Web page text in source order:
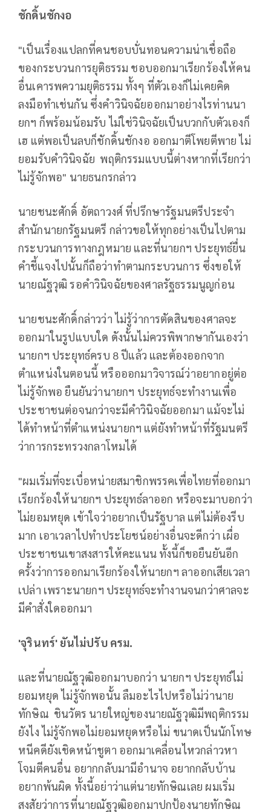
ชักดิ้นชักงอ
"เป็นเรื่องแปลกที่คนชอบบั่นทอนความน่าเชื่อถือ
ของกระบวนการยุติธรรม ชอบออกมาเรียกร้องให้คน
อื่นเคารพความยุติธรรม ทั้งๆ ที่ตัวเองก็ไม่เคยคิด
ลงมือทำเช่นกัน ซึ่งคำวินิจฉัยออกมาอย่างไรท่านนา
ยกฯ ก็พร้อมน้อมรับ ไม่ใช่วินิจฉัยเป็นบวกกับตัวเองก็
เฮ แต่พอเป็นลบก็ชักดิ้นชักงอ ออกมาตีโพยตีพาย ไม่
ยอมรับคำวินิจฉัย พฤติกรรมแบบนี้ต่างหากที่เรียกว่า
ไม่รู้จักพอ" นายธนกรกล่าว
นายชนะศักดิ์ อัตถาวงศ์ ที่ปรึกษารัฐมนตรีประจำ
สำนักนายกรัฐมนตรี กล่าวขอให้ทุกอย่างเป็นไปตาม
กระบวนการทางกฎหมาย และที่นายกฯ ประยุทธ์ยื่น
คำชี้แจงไปนั้นก็ถือว่าทำตามกระบวนการ ซึ่งขอให้
นายณัฐวุฒิ รอคำวินิจฉัยของศาลรัฐธรรมนูญก่อน
นายชนะศักดิ์กล่าวว่า ไม่รู้ว่าการตัดสินของศาลจะ
ออกมาในรูปแบบใด ดังนั้นไม่ควรพิพากษากันเองว่า
นายกฯ ประยุทธ์ครบ 8 ปีแล้ว และต้องออกจาก
ตำแหน่งในตอนนี้ หรือออกมาวิจารณ์ว่าอยากอยู่ต่อ
ไม่รู้จักพอ ยืนยันว่านายกฯ ประยุทธ์จะทำงานเพื่อ
ประชาชนต่อจนกว่าจะมีคำวินิจฉัยออกมา แม้จะไม่
ได้ทำหน้าที่ตำแหน่งนายกฯ แต่ยังทำหน้าที่รัฐมนตรี
ว่าการกระทรวงกลาโหมได้
"ผมเริ่มที่จะเบื่อหน่ายสมาชิกพรรคเพื่อไทยที่ออกมา
เรียกร้องให้นายกฯ ประยุทธ์ลาออก หรือจะมาบอกว่า
ไม่ยอมหยุด เข้าใจว่าอยากเป็นรัฐบาล แต่ไม่ต้องรีบ
มาก เอาเวลาไปทำประโยชน์อย่างอื่นจะดีกว่า เผื่อ
ประชาชนเขาสงสารให้คะแนน ทั้งนี้ก็ขอยืนยันอีก
ครั้งว่าการออกมาเรียกร้องให้นายกฯ ลาออกเสียเวลา
เปล่า เพราะนายกฯ ประยุทธ์จะทำงานจนกว่าศาลจะ
มีคำสั่งใดออกมา
'จุรินทร์' ยันไม่ปรับ ครม.
และที่นายณัฐวุฒิออกมาบอกว่า นายกฯ ประยุทธ์ไม่
ยอมหยุด ไม่รู้จักพอนั้น ลืมอะไรไปหรือไม่ว่านาย
ทักษิณ ชินวัตร นายใหญ่ของนายณัฐวุฒิมีพฤติกรรม
ยังไง ไม่รู้จักพอไม่ยอมหยุดหรือไม่ ขนาดเป็นนักโทษ
หนีคดียังเชิดหน้าชูตา ออกมาเคลื่อนไหวกล่าวหา
โจมตีคนอื่น อยากกลับมามีอำนาจ อยากกลับบ้าน
อยากพ้นผิด ทั้งนี้อย่าว่าแต่นายทักษิณเลย ผมเริ่ม
สงสัยว่าการที่นายณัฐวุฒิออกมาปกป้องนายทักษิณ